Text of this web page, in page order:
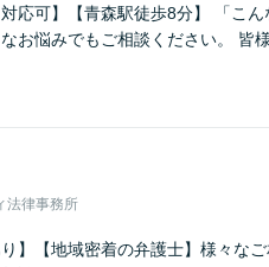
応可】【青森駅徒歩8分】 「こ
お悩みでもご相談ください。 皆
法律事務所
】【地域密着の弁護士】様々な